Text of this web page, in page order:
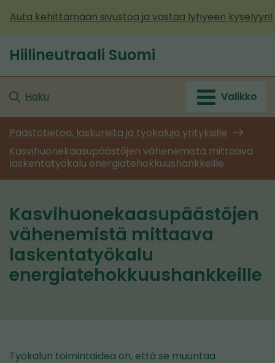
sisältöön
Auta kehittämään sivustoa ja vastaa lyhyeen kyselyyn!
Etusivu
Hiilineutraali Suomi
Haku Valikko
Päästötietoa, laskureita ja työkaluja yrityksille
Kasvihuonekaasupäästöjen vähenemistä mittaava
laskentatyökalu energiatehokkuushankkeille
Kasvihuonekaasupäästöjen
vähenemistä mittaava
laskentatyökalu
energiatehokkuushankkeille
Työkalun toimintaidea on, että se muuntaa